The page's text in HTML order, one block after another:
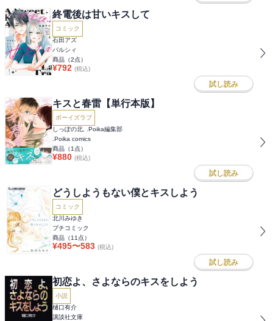
終電後は甘いキスして
コミック
石田アズ
パルシィ
商品（2点）
¥792 (税込)
試し読み
キスと春雷【単行本版】
ボーイズラブ
しっぽの北, .Poika編集部
.Poika comics
商品（1 点）
¥880 (税込)
試し読み
どうしようもない僕とキスしよう
コミック
北川みゆき
プチコミック
商品（11 点）
¥495〜583 (税込)
試し読み
初恋よ、さよならのキスをしよう
小説
樋口有介
講談社文庫